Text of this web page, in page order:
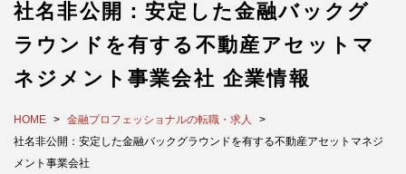
社名非公開：安定した金融バックグ
ラウンドを有する不動産アセットマ
ネジメント事業会社 企業情報
HOME
金融プロフェッショナルの転職・求人
社名非公開：安定した金融バックグラウンドを有する不動産アセットマネジ
メント事業会社